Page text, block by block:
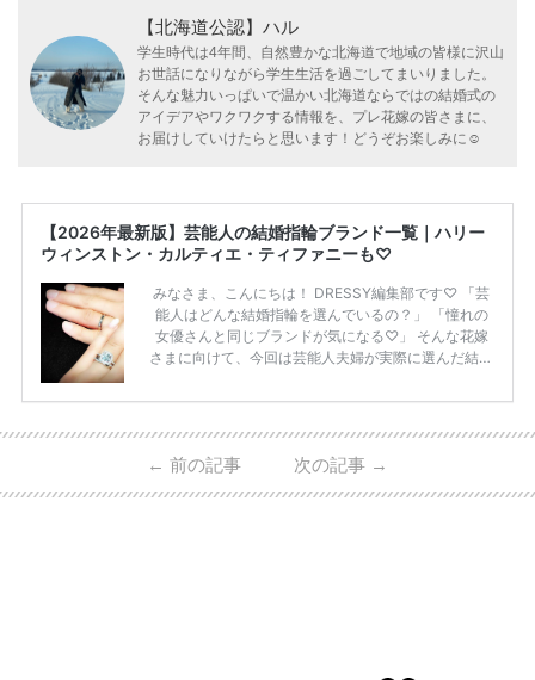
【北海道公認】ハル
学生時代は4年間、自然豊かな北海道で地域の皆様に沢山
お世話になりながら学生生活を過ごしてまいりました。
そんな魅力いっぱいで温かい北海道ならではの結婚式の
アイデアやワクワクする情報を、プレ花嫁の皆さまに、
お届けしていけたらと思います！どうぞお楽しみに☺︎
【2026年最新版】芸能人の結婚指輪ブランド一覧｜ハリー
ウィンストン・カルティエ・ティファニーも♡
みなさま、こんにちは！ DRESSY編集部です♡ 「芸
能人はどんな結婚指輪を選んでいるの？」 「憧れの
女優さんと同じブランドが気になる♡」 そんな花嫁
さまに向けて、今回は芸能人夫婦が実際に選んだ結婚
ーウィンストンやカルティエ、ティファニーなど世界
日本で人気のブランドまで幅広くご紹介。 さらに、
・愛用している芸能人夫婦 ・リングの特徴や魅力 ・
← 前の記事 次の記事 →